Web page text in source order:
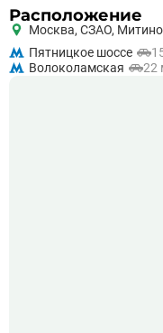
Расположение
Москва, СЗАО,
Пятницкое шоссе
Волоколамская
22